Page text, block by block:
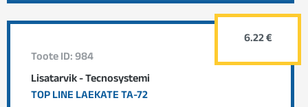
Toote ID: 984
Lisatarvik - Tecnosystemi
TOP LINE LAEKATE TA-72
6.22 €